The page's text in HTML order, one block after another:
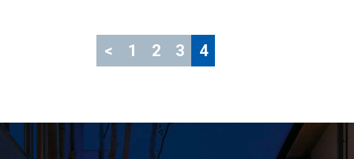
< 1 2 3 4